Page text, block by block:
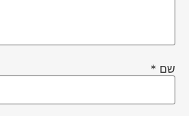
שם *